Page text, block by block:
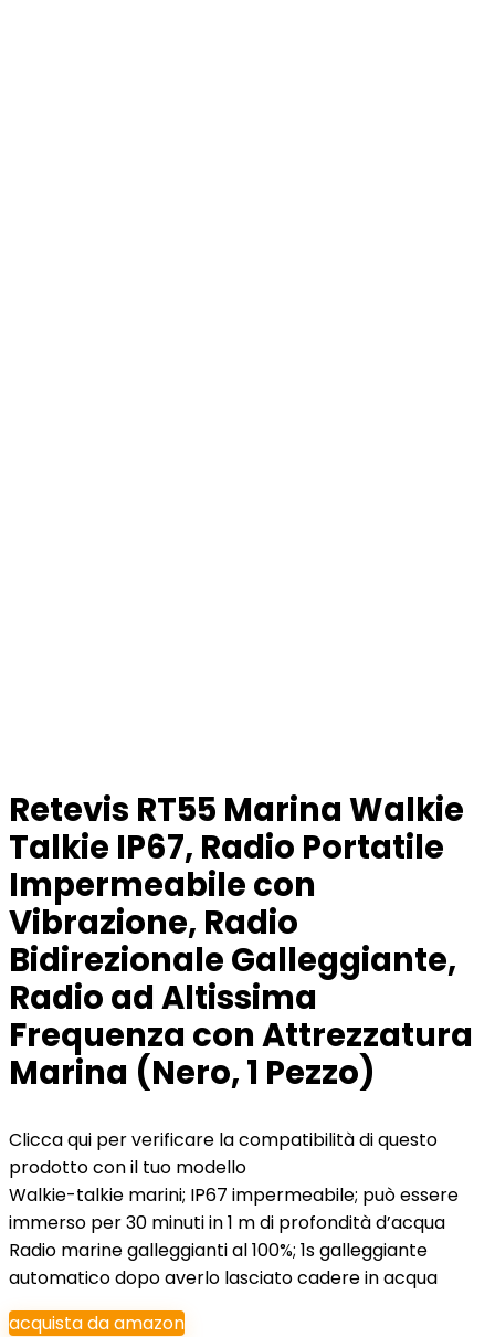
Retevis RT55 Marina Walkie
Talkie IP67, Radio Portatile
Impermeabile con
Vibrazione, Radio
Bidirezionale Galleggiante,
Radio ad Altissima
Frequenza con Attrezzatura
Marina (Nero, 1 Pezzo)
Clicca qui per verificare la compatibilità di questo
prodotto con il tuo modello
Walkie-talkie marini; IP67 impermeabile; può essere
immerso per 30 minuti in 1 m di profondità d’acqua
Radio marine galleggianti al 100%; 1s galleggiante
automatico dopo averlo lasciato cadere in acqua
acquista da amazon